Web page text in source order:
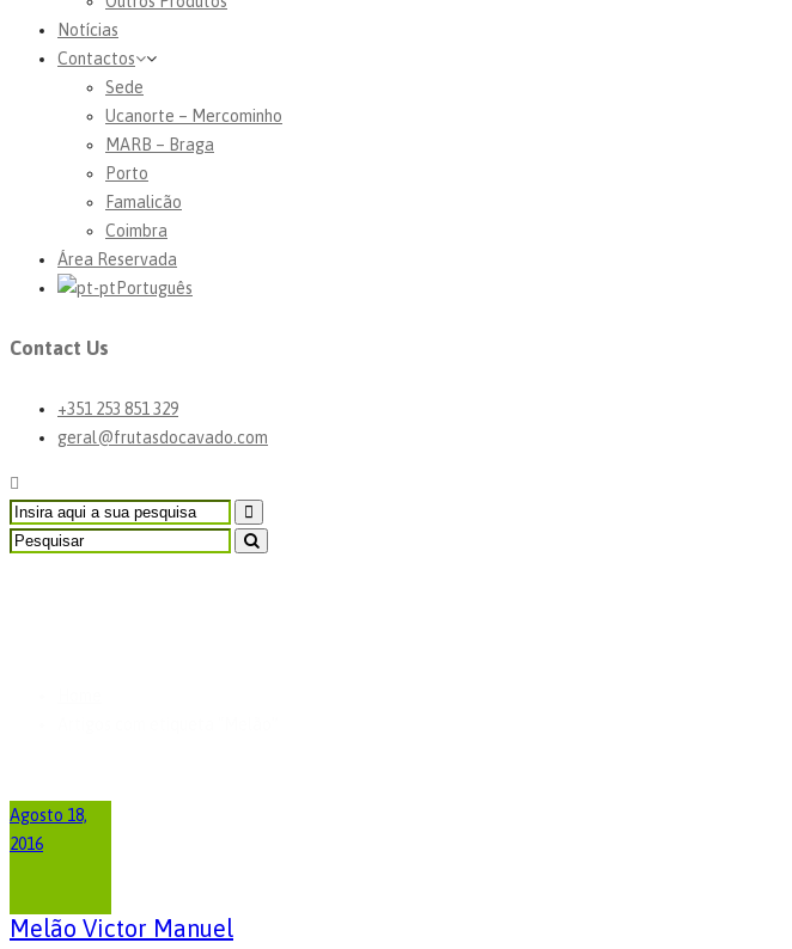
Notícias
Contactos
Sede
Ucanorte – Mercominho
MARB – Braga
Porto
Famalicão
Coimbra
Área Reservada
Português
Contact Us
+351 253 851 329
geral@frutasdocavado.com
Agosto 18,
2016
Melão Victor Manuel